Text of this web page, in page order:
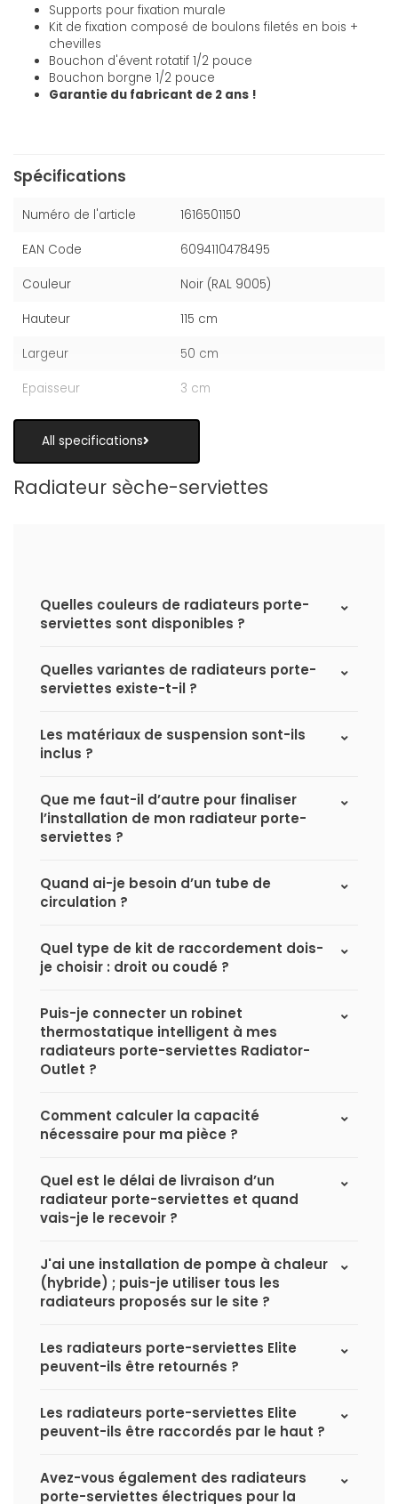
Supports pour fixation murale
Kit de fixation composé de boulons filetés en bois +
chevilles
Bouchon d'évent rotatif 1/2 pouce
Bouchon borgne 1/2 pouce
Garantie du fabricant de 2 ans !
Spécifications
Numéro de l'article 1616501150
EAN Code 6094110478495
Couleur Noir (RAL 9005)
Hauteur 115 cm
Largeur 50 cm
Epaisseur 3 cm
All specifications
Radiateur sèche-serviettes
Quelles couleurs de radiateurs porte-
serviettes sont disponibles ?
Quelles variantes de radiateurs porte-
serviettes existe-t-il ?
Les matériaux de suspension sont-ils
inclus ?
Que me faut-il d’autre pour finaliser
l’installation de mon radiateur porte-
serviettes ?
Quand ai-je besoin d’un tube de
circulation ?
Quel type de kit de raccordement dois-
je choisir : droit ou coudé ?
Puis-je connecter un robinet
thermostatique intelligent à mes
radiateurs porte-serviettes Radiator-
Outlet ?
Comment calculer la capacité
nécessaire pour ma pièce ?
Quel est le délai de livraison d’un
radiateur porte-serviettes et quand
vais-je le recevoir ?
J'ai une installation de pompe à chaleur
(hybride) ; puis-je utiliser tous les
radiateurs proposés sur le site ?
Les radiateurs porte-serviettes Elite
peuvent-ils être retournés ?
Les radiateurs porte-serviettes Elite
peuvent-ils être raccordés par le haut ?
Avez-vous également des radiateurs
porte-serviettes électriques pour la